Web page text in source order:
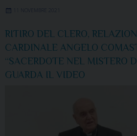
RITIRO DEL CLERO,
CARDINALE ANGELO
“SACERDOTE NEL MISTERO
GUARDA IL VIDEO